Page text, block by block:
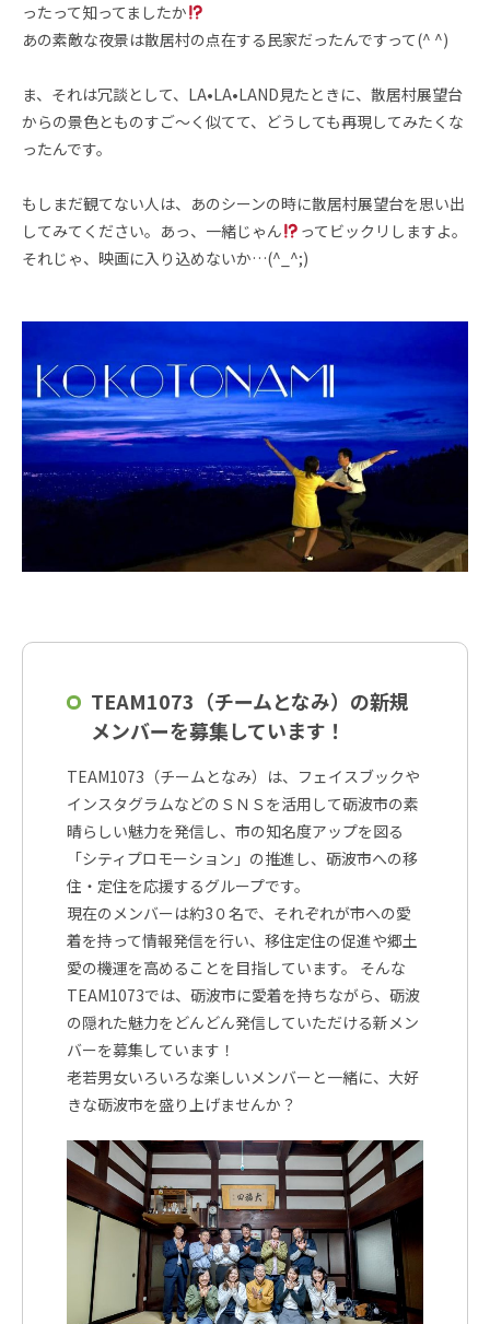
ったって知ってましたか
あの素敵な夜景は散居村の点在する民家だったんですって(^ ^)
ま、それは冗談として、LA•LA•LAND見たときに、散居村展望台
からの景色とものすご〜く似てて、どうしても再現してみたくな
ったんです。
もしまだ観てない人は、あのシーンの時に散居村展望台を思い出
してみてください。あっ、一緒じゃん
ってビックリしますよ。
それじゃ、映画に入り込めないか…(^_^;)
TEAM1073（チームとなみ）の新規
メンバーを募集しています！
TEAM1073（チームとなみ）は、フェイスブックや
インスタグラムなどのＳＮＳを活用して砺波市の素
晴らしい魅力を発信し、市の知名度アップを図る
「シティプロモーション」の推進し、砺波市への移
住・定住を応援するグループです。
現在のメンバーは約3０名で、それぞれが市への愛
着を持って情報発信を行い、移住定住の促進や郷土
愛の機運を高めることを目指しています。 そんな
TEAM1073では、砺波市に愛着を持ちながら、砺波
の隠れた魅力をどんどん発信していただける新メン
バーを募集しています！
老若男女いろいろな楽しいメンバーと一緒に、大好
きな砺波市を盛り上げませんか？